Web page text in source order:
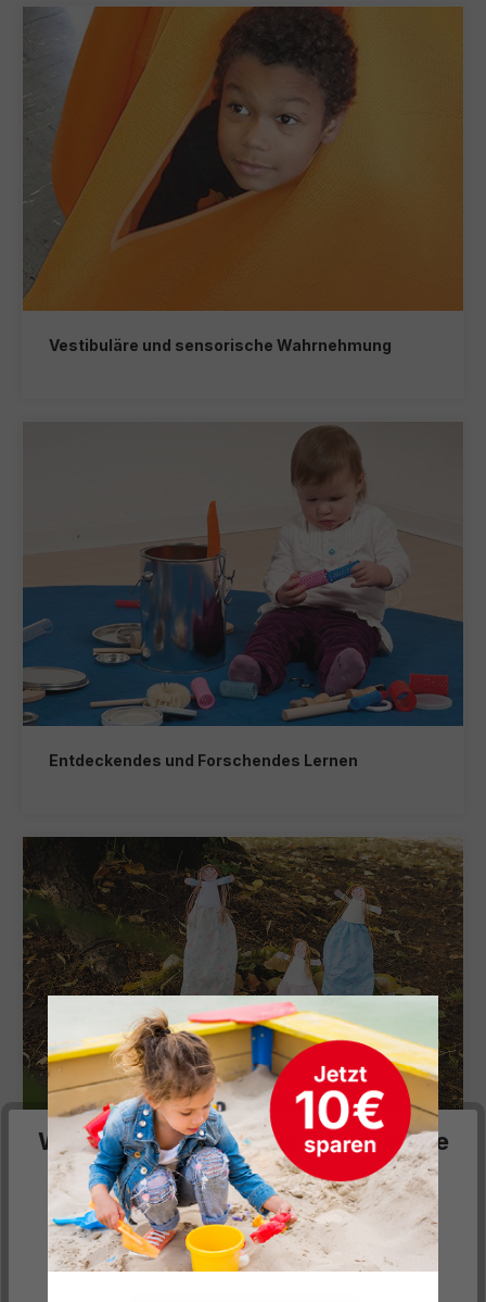
Vestibuläre und sensorische Wahrnehmung
Entdeckendes und Forschendes Lernen
Feentanz
Wir respektieren deine Privatsphäre
Diese Website verwendet Cookies, um Ihnen die
bestmögliche Funktionalität bieten zu können... Mehr
Informationen.